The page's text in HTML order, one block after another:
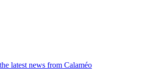
latest news from Calaméo